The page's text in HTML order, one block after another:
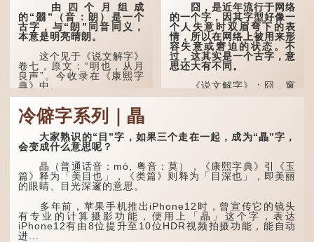
由四个月组成
的“朤”（音：朗）是一个
古字，与“朗”同音同义，
本意是明亮晴朗。
这个见于《说文解字》
卷七，原文：“明也，从月
良声”。今收录在《康熙字
典》中。
这个字，用法颇多。
“朤朤干坤，舍我其
谁。”干坤是《周易》中的
两个卦名，这里指天地、宇
宙等，形容政治清明，天下
太平！
“天空朤朤，任鸟儿高
飞。”也是指天清气明，鸟
儿可高飞。
“朤朤脆脆”就是形容办
事爽快干脆。我...
囧，是近年流行于网络
的一个字，因其字型好像一
个人失意时双眉弯下的表
情，所以在网络上被用来形
容失意或窘迫的状态。不
过，这其实是一个古字，意
思还大有不同。
《说文解字》：囧，窻
牖丽廔闿明。象形。囧，本
名，古书中的「黍于囧」表
示在囧地种黍。
这个古字十分少用，直
至21世纪，网络上开始流
行表情符号，这个字也被网
囧字的「八」像一对委
屈的八字眉模样，「口」像
惊讶、...
冷僻字系列｜瞐
大家熟识的“目”字，如果三个走在一起，成为“瞐”字，
会变成什么意思呢？
瞐（普通话音：mò, 粤音：莫），《康熙字典》引《玉
篇》释为「美目也」，《类篇》则释为「目深也」，即美丽
的眼睛、目光深邃的意思。
多年前，苹果手机推出iPhone12时，曾宣传它的镜头
有专业的计算摄影功能，便用上「瞐」这个字，表达
iPhone12有由8位提升至10位HDR视频拍摄功能，能自动
进...